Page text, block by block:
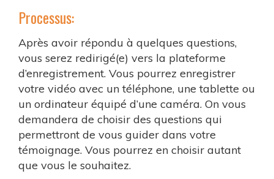
Processus:
Après avoir répondu à quelques questions,
vous serez redirigé(e) vers la plateforme
d’enregistrement. Vous pourrez enregistrer
votre vidéo avec un téléphone, une tablette ou
un ordinateur équipé d’une caméra. On vous
demandera de choisir des questions qui
permettront de vous guider dans votre
témoignage. Vous pourrez en choisir autant
que vous le souhaitez.